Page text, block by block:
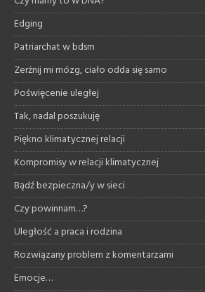
Edging
Patriarchat w bdsm
Zerżnij mi mózg, ciało odda się samo
Poświęcenie uległej
Tak, nadal poszukuję
Piękno klimatycznej relacji
Kompromisy w relacji klimatycznej
Bądź bezpieczna/y w sieci
Czy powinnam…?
Uległość a praca i rodzina
Rozwiązany problem z komentarzami
Emocje…